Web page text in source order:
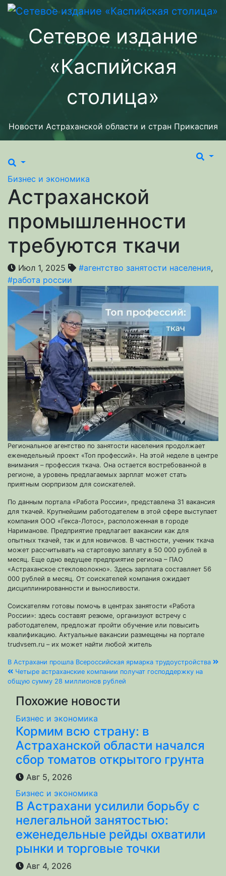
Перейти
содержимомуСетевое издание
«Каспийская
столица»
Новости Астраханской области и стран Прикаспия
Бизнес и экономика
Астраханской
промышленности
требуются ткачи
Июл 1, 2025 #агентство занятости населения,
#работа россии
Региональное агентство по занятости населения продолжает
еженедельный проект «Топ профессий». На этой неделе в центре
внимания – профессия ткача. Она остается востребованной в
регионе, а уровень предлагаемых зарплат может стать
приятным сюрпризом для соискателей.
По данным портала «Работа России», представлена 31 вакансия
для ткачей. Крупнейшим работодателем в этой сфере выступает
компания ООО «Гекса-Лотос», расположенная в городе
Нариманове. Предприятие предлагает вакансии как для
опытных ткачей, так и для новичков. В частности, ученик ткача
может рассчитывать на стартовую заплату в 50 000 рублей в
месяц. Еще одно ведущее предприятие региона – ПАО
«Астраханское стекловолокно». Здесь зарплата составляет 56
000 рублей в месяц. От соискателей компания ожидает
дисциплинированности и выносливости.
Соискателям готовы помочь в центрах занятости «Работа
России»: здесь составят резюме, организуют встречу с
работодателем, предложат пройти обучение или повысить
квалификацию. Актуальные вакансии размещены на портале
trudvsem.ru – их может найти любой житель
Навигация
по
записям
В Астрахани прошла Всероссийская ярмарка трудоустройства
Четыре астраханские компании получат господдержку на
общую сумму 28 миллионов рублей
Похожие новости
Бизнес и экономика
Кормим всю страну: в
Астраханской области начался
сбор томатов открытого грунта
Авг 5, 2026
Бизнес и экономика
В Астрахани усилили борьбу с
нелегальной занятостью:
еженедельные рейды охватили
рынки и торговые точки
Авг 4, 2026